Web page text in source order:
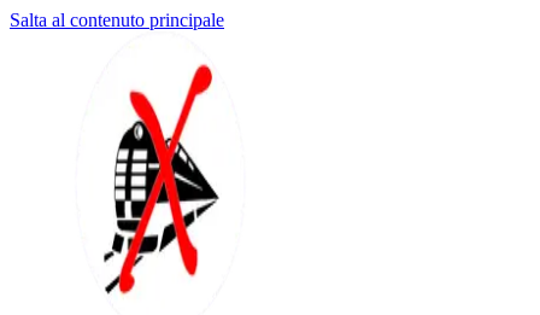
Salta al contenuto principale